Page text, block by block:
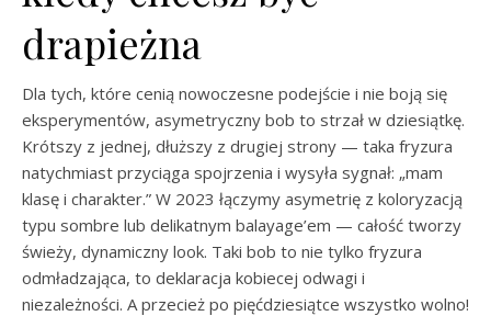
drapieżna
Dla tych, które cenią nowoczesne podejście i nie boją się
eksperymentów, asymetryczny bob to strzał w dziesiątkę.
Krótszy z jednej, dłuższy z drugiej strony — taka fryzura
natychmiast przyciąga spojrzenia i wysyła sygnał: „mam
klasę i charakter.” W 2023 łączymy asymetrię z koloryzacją
typu sombre lub delikatnym balayage’em — całość tworzy
świeży, dynamiczny look. Taki bob to nie tylko fryzura
odmładzająca, to deklaracja kobiecej odwagi i
niezależności. A przecież po pięćdziesiątce wszystko wolno!